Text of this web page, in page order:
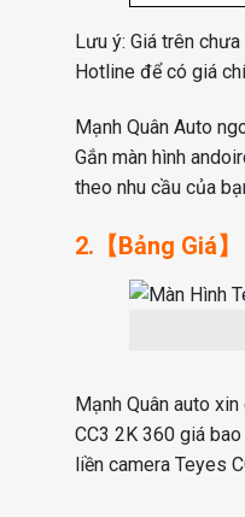
Lưu ý: Giá trên
Hotline để có giá
Mạnh Quân Auto
Gắn màn hình
theo nhu cầu của
2.【Bảng Giá
Mạnh Quân auto
CC3 2K 360 giá
liền camera Teyes